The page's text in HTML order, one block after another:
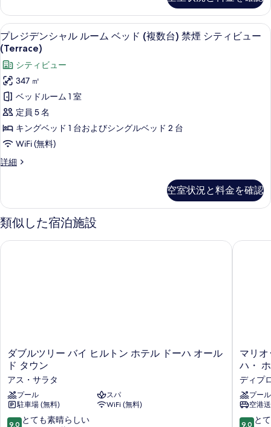
の
写
真
を
表
示
す
る
Non
Smoking
の
詳
細
プ
レ
ジ
デ
ン
シ
ャ
ル
ル
ベ
ッ
(複
ィ
ビ
ュ
ー
(Terrace)
プレジデンシャル ルーム ベッド (複
11
プレジデンシャル ルーム ベッド (複数台) 禁煙 シティビュー
(Terrace)
シティビュー
347 ㎡
ベッドルーム 1 室
定員 5 名
キングベッド 1 台およびシングルベッド 2 台
WiFi (無料)
詳細
プ
ン
シ
ャ
ル
ビ
空室状況と料金を確認
類似した宿泊施設
ダ
ブ
ル
ツ
リ
ー
バ
ダブルツリー バイ ヒルトン ホテル ドーハ オール
ド タウン
アス・サラタ
プール
スパ
駐車場 (無料)
WiFi (無料)
10
9.0 とても素晴らしい
ダブルツリー バイ ヒルトン ホテル ドーハ オールド タウン
マ
リ
ッ
ト・
マ
ー
マリ
ハ
ディプ
プール
空港
10
9.0 と
マリオ